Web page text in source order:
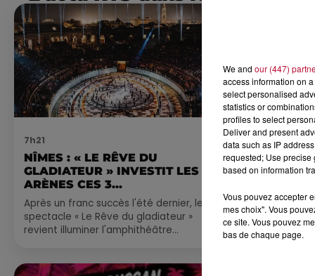
7h21
NÎMES : « LE RÊVE DU
GLADIATEUR » INVESTIT LES
ARÈNES CES 3...
Après un franc succès l'été dernier, le
spectacle « Le Rêve du gladiateur »
revient illuminer l'amphithéâtre
4 août 2026
FÊTE DE
We and our (447)
access information on
select personalised
statistics or
profiles to select
Deliver and present
data such as IP
requested; Use precise
based on information
Vous pouvez accepter
mes choix". Vous
ce site. Vous pouvez
bas de chaque page.